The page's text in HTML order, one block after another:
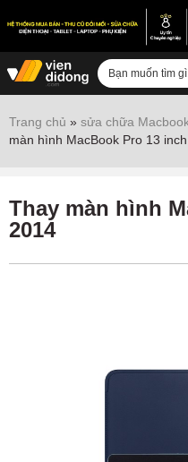
Sửa iPhone
Sửa Vertu
Trang chủ » sửa chữa
màn hình MacBook Pro 13
Thay màn hình
2014